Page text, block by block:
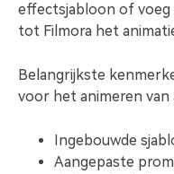
effectsjabloon of
tot Filmora het
Belangrijkste
voor het animeren
Ingebouwde
Aangepaste